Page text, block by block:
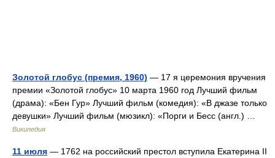
Золотой глобус (премия, 1960) — 17 я церемония вручения
премии «Золотой глобус» 10 марта 1960 год Лучший фильм
(драма): «Бен Гур» Лучший фильм (комедия): «В джазе только
девушки» Лучший фильм (мюзикл): «Порги и Бесс (англ.) …
Википедия
11 июля — 1762 на российский престол вступила Екатерина II